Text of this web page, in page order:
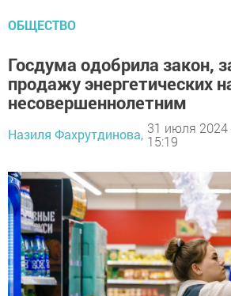
ОБЩЕСТВО
Госдума одобрила закон,
продажу энергетических
несовершеннолетним
Назиля Фахрутдинова, 31 июля 2024
15:19